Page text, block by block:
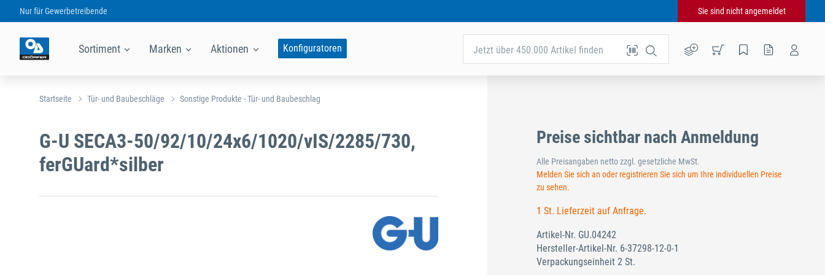
Nur fürGewerbetreibende Sie sind nicht angemeldet
Sortiment Marken Aktionen Konfiguratoren Jetzt über 450.000 Artikel finden
Startseite Tür- und Baubeschläge Sonstige Produkte - Tür- und Baubeschlag
G-U SECA3-50/92/10/24x6/1020/vIS/2285/730,
ferGUard*silber
Preise sichtbar nach Anmeldung
Alle Preisangaben netto zzgl. gesetzliche MwSt.
Melden Sie sich an oder registrieren Sie sich um Ihre individuellen Preise
zu sehen.
1 St. Lieferzeit auf Anfrage.
Artikel-Nr. GU.04242
Hersteller-Artikel-Nr. 6-37298-12-0-1
Verpackungseinheit 2 St.